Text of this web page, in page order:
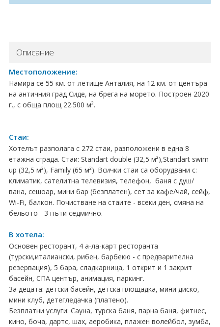
Албания
Хърватия
Италия
Австрия
Сърбия - E-Tours
Турция
Унгария
Испания
Франция
Швеция
ПРАЗНИЦИ
Описание
Местоположение:
Намира се 55 км. от летище Анталия, на 12 км. от центъра
на античния град Сиде, на брега на моретo. Построен 2020
г., с обща площ 22.500 м².
Стаи:
Хотелът разполага с 272 стаи, разположени в една 8
етажна сграда. Стаи: Standart double (32,5 м²),Standart swim
up (32,5 м²), Family (65 м²). Всички стаи са оборудвани с:
климатик, сателитна телевизия, телефон, баня с душ/
вана, сешоар, мини бар (безплатен), сет за кафе/чай, сейф,
Wi-Fi, балкон. Почистване на стаите - всеки ден, смяна на
бельото - 3 пъти седмично.
В хотела:
Основен ресторант, 4 а-ла-карт ресторанта
(турски,италиански, рибен, барбекю - с предварителна
резервация), 5 бара, сладкарница, 1 открит и 1 закрит
басейн, СПА център, анимация, паркинг.
За децата: детски басейн, детска площадка, мини диско,
мини клуб, детегледачка (платено).
Безплатни услуги: Сауна, турска баня, парна баня, фитнес,
кино, боча, дартс, шах, аеробика, плажен волейбол, зумба,